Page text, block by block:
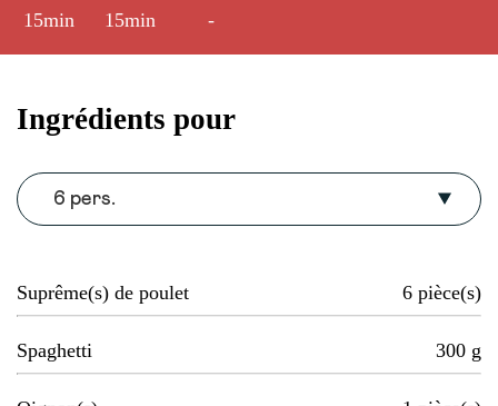
15min 15min -
Ingrédients pour
6 pers.
Suprême(s) de poulet 6 pièce(s)
Spaghetti 300 g